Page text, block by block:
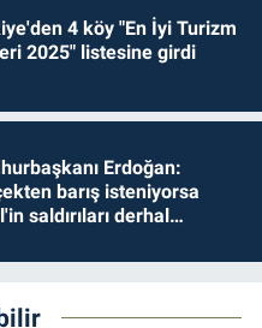
4 köy "En İyi Turizm
2025" listesine girdi
Erdoğan:
barış isteniyorsa
saldırıları derhal